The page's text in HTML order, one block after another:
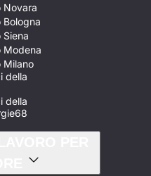
Novara
Modena
Milano
della
della